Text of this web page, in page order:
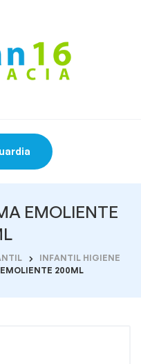
EMOLIENTE
INFANTIL HIGIENE
200ML